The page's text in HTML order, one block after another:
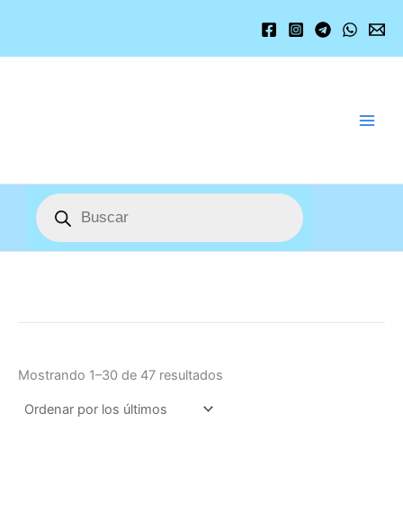
contenido
Búsqueda
de
productos
Mostrando 1–30 de 47 resultados